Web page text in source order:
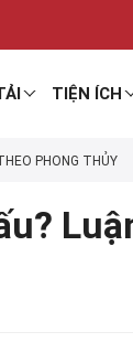
TIỆN ÍCH
PHONG THỦY